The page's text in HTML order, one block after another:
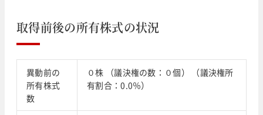
取得前後の所有株式の状況
異動前の
所有株式
数
０株 （議決権の数：０個） （議決権所
有割合：0.0％）